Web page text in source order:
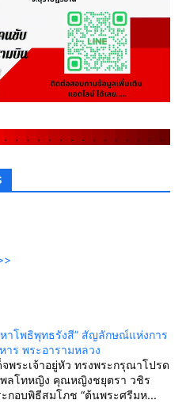
. . . . . . . . . . . . . . .
าโพธิพุทธรังสี” สัญลักษณ์แห่งการ
ร พระอารามหลวง
พระเจ้าอยู่หัว ทรงพระกรุณาโปรด
พลโทหญิง คุณหญิงชยุตรา วชิร
กอบพิธีสมโภช “ต้นพระศรีมห...